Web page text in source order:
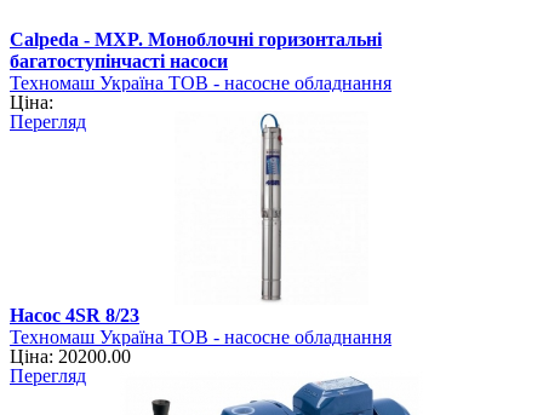
Calpeda - MXP. Моноблочні горизонтальні
багатоступінчасті насоси
Техномаш Україна ТОВ - насосне обладнання
Ціна:
Перегляд
Насос 4SR 8/23
Техномаш Україна ТОВ - насосне обладнання
Ціна: 20200.00
Перегляд